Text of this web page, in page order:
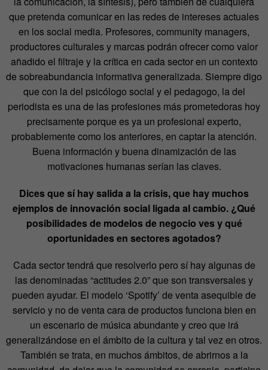
que pretenda comunicar en las redes de intereses actuales
en los social media. Profesores, community managers,
productores culturales y marcas podrán ofrecer como valor
añadido el filtraje y la crítica en cada sector en un contexto
de sobreabundancia informativa generalizada. Siempre digo
que con la del psicólogo social y el pedagogo, la del
periodista es una de las profesiones más prometedoras hoy
precisamente porque es ya un profesional experto,
probablemente como los anteriores, en captar la atención.
Buena información y buena dinamización de las
motivaciones humanas serían las claves.
Dices que sí hay salida a la crisis, que hay muchos
ejemplos de innovación social ligada al cambio. ¿Qué
posibilidades de modelos de negocio ves y qué
oportunidades en sectores agotados?
Cada sector tendrá que resolverlo pero sí hay algunas de
las denominadas “actitudes 2.0” que son transversales y
pueden ayudar. El modelo ‘Spotify’ de venta asequible de
servicio y no de venta cara de productos funciona bien en
un escenario de música abundante y creo que irá
generalizándose en el ámbito de la cultura y tal vez en otros.
También se trata, en muchos ámbitos, de abrirnos a la